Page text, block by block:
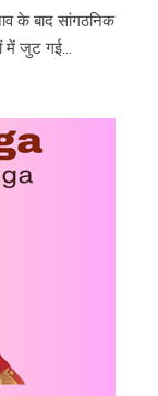
के बाद सांगठनिक
में जुट गई...